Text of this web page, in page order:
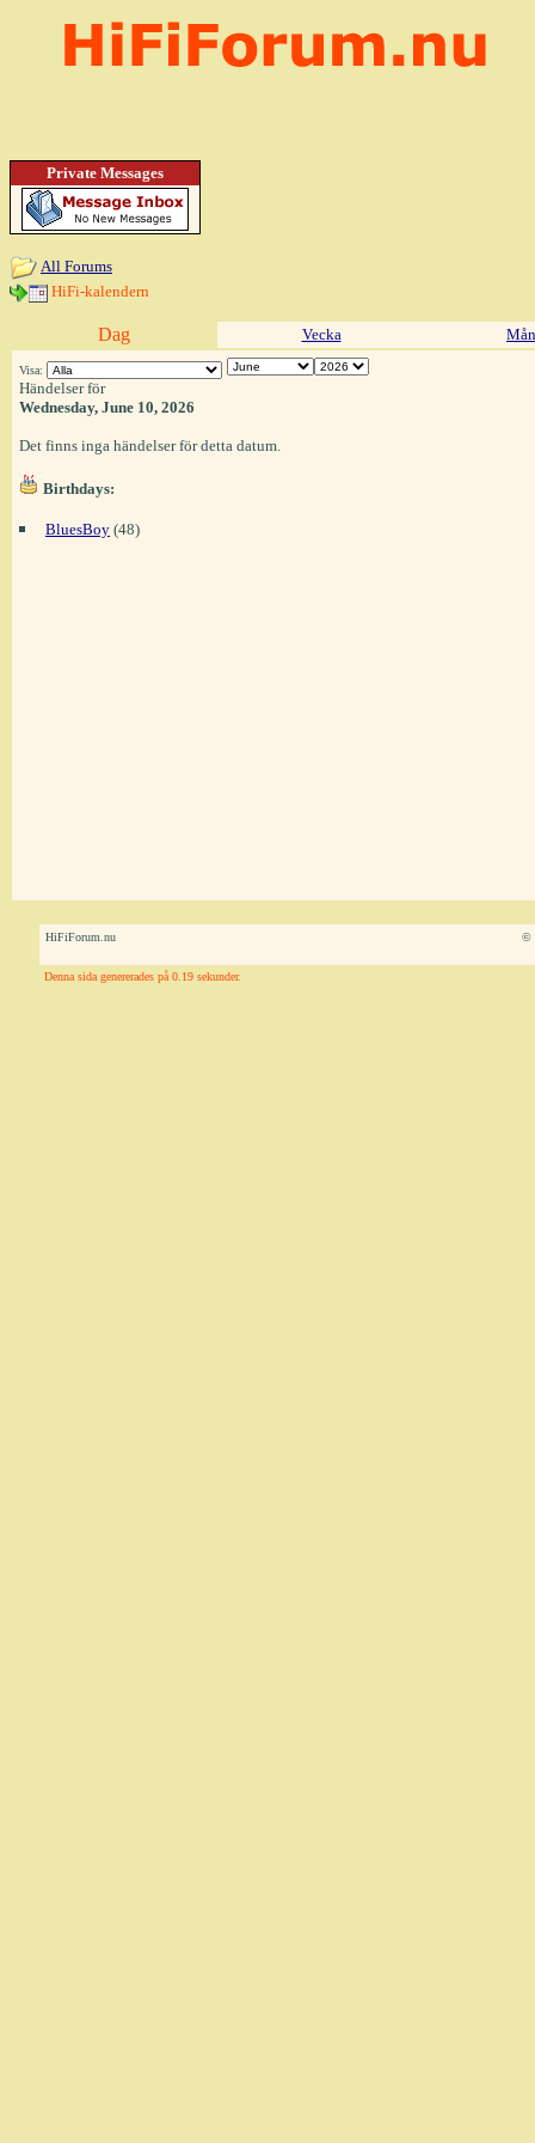
Private Messages
All Forums
HiFi-kalendern
Dag Vecka
Visa:
Händelser för
Wednesday, June 10, 2026
Det finns inga händelser för detta datum.
Birthdays:
BluesBoy (48)
HiFiForum.nu ©
Denna sida genererades på 0.19 sekunder.